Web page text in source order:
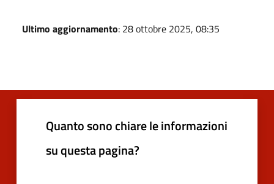
Ultimo aggiornamento: 28 ottobre 2025, 08:35
Quanto sono chiare le informazioni
su questa pagina?